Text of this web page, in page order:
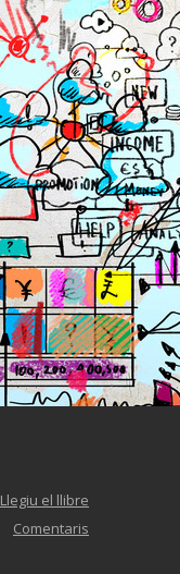
Llegiu el llibre
Comentaris